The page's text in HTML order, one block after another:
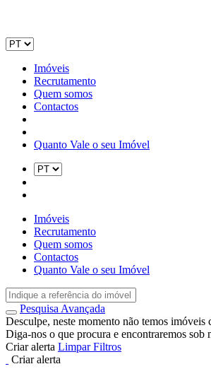
Imóveis
Recrutamento
Quem somos
Contactos
Quanto Vale o seu Imóvel
Imóveis
Recrutamento
Quem somos
Contactos
Quanto Vale o seu Imóvel
Pesquisa Avançada
Desculpe, neste momento não temos imóveis
Diga-nos o que procura e encontraremos sob
Criar alerta Limpar Filtros
Criar alerta